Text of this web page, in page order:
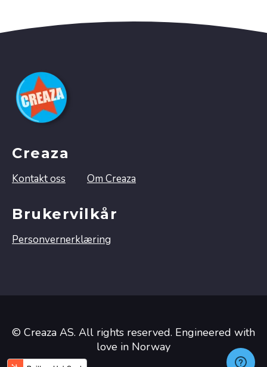
Creaza
Kontakt oss Om Creaza
Brukervilkår
Personvernerklæring
© Creaza AS. All rights reserved. Engineered with
love in Norway